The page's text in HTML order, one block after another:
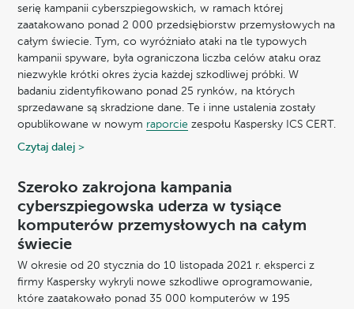
serię kampanii cyberszpiegowskich, w ramach której
zaatakowano ponad 2 000 przedsiębiorstw przemysłowych na
całym świecie. Tym, co wyróżniało ataki na tle typowych
kampanii spyware, była ograniczona liczba celów ataku oraz
niezwykle krótki okres życia każdej szkodliwej próbki. W
badaniu zidentyfikowano ponad 25 rynków, na których
sprzedawane są skradzione dane. Te i inne ustalenia zostały
opublikowane w nowym raporcie zespołu Kaspersky ICS CERT.
Czytaj dalej >
Szeroko zakrojona kampania
cyberszpiegowska uderza w tysiące
komputerów przemysłowych na całym
świecie
W okresie od 20 stycznia do 10 listopada 2021 r. eksperci z
firmy Kaspersky wykryli nowe szkodliwe oprogramowanie,
które zaatakowało ponad 35 000 komputerów w 195